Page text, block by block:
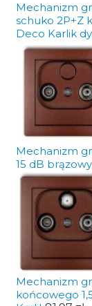
Mechanizm
schuko 2P+Z
Deco Karlik
Mechanizm
15 dB
Mechanizm
końcowego